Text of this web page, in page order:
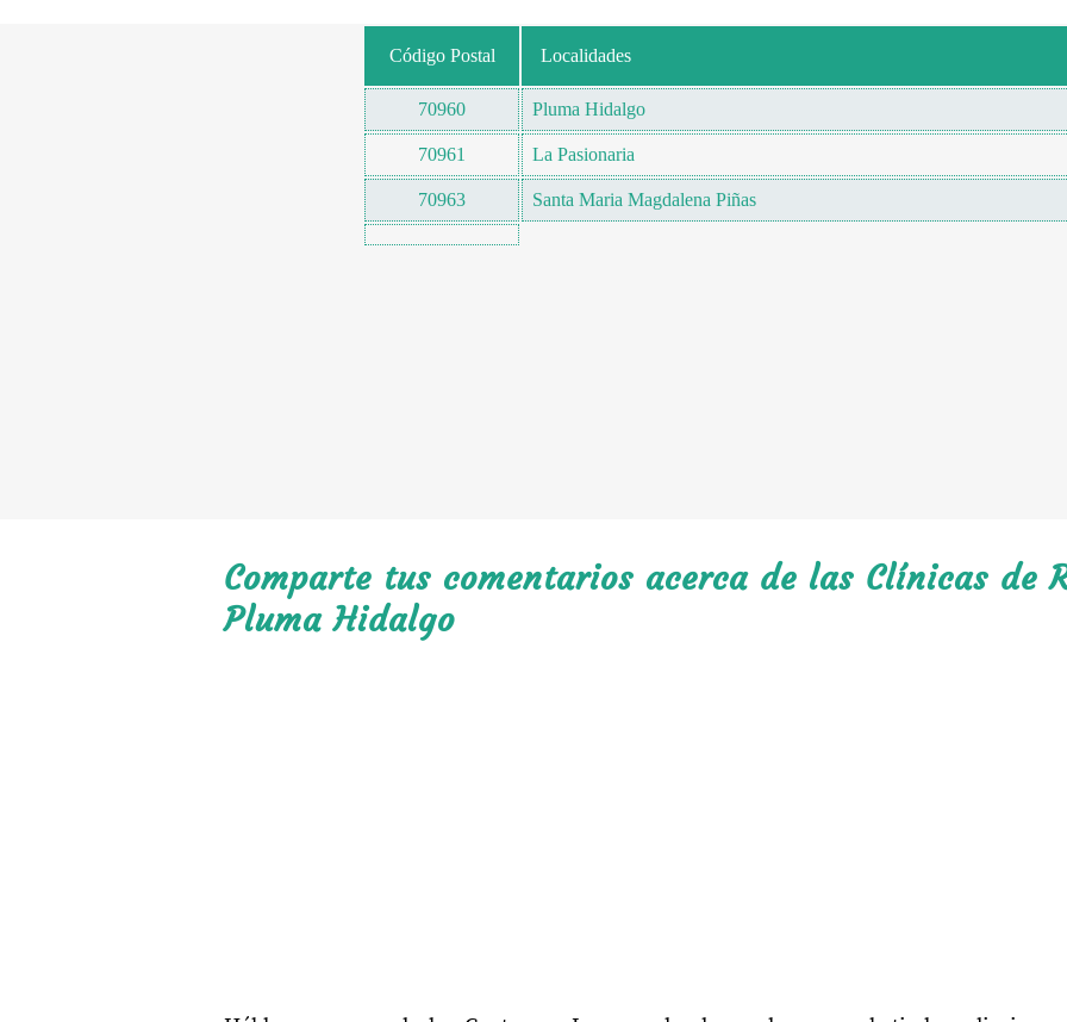
Código Postal Localidades
70960 Pluma Hidalgo
70961 La Pasionaria
70963 Santa Maria Magdalena Piñas
Comparte tus comentarios acerca de las Clínicas de
Pluma Hidalgo